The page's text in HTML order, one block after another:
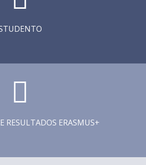
RESULTADOS ERASMUS+